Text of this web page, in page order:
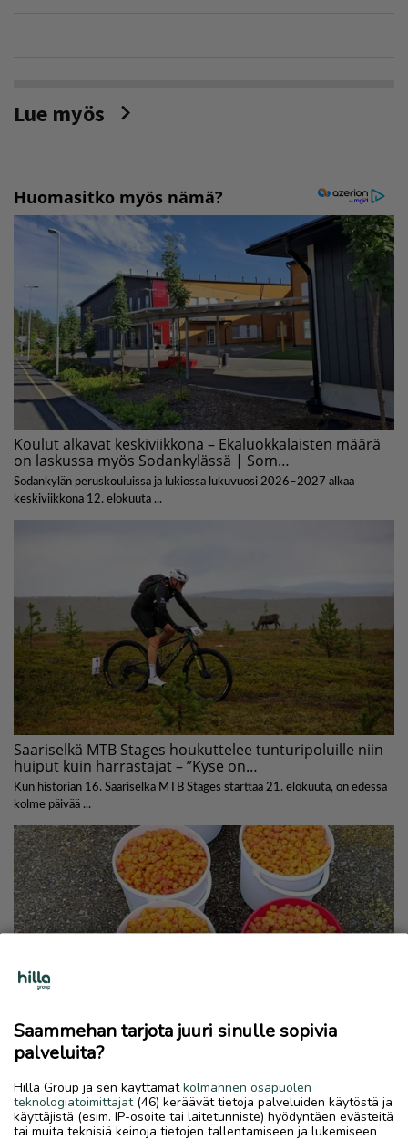
Lue myös
Saammehan tarjota juuri sinulle sopivia
palveluita?
Hilla Group ja sen käyttämätkolmannen osapuolen
teknologiatoimittajat(46) keräävät tietoja palveluiden käytöstä ja
käyttäjistä (esim. IP-osoite tai laitetunniste) hyödyntäen evästeitä
tai muita teknisiä keinoja tietojen tallentamiseen ja lukemiseen